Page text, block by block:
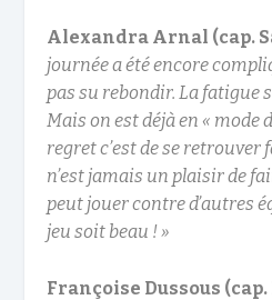
Alexandra Arnal (cap.
journée a été encore
pas su rebondir. La fatigue
Mais on est déjà en « mode
regret c’est de se retrouver
n’est jamais un plaisir de
peut jouer contre d’autres
jeu soit beau ! »
Françoise Dussous (cap.